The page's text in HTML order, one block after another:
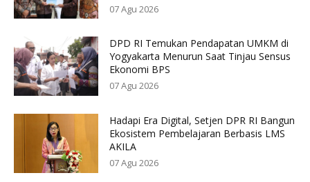
07 Agu 2026
DPD RI Temukan Pendapatan UMKM di
Yogyakarta Menurun Saat Tinjau Sensus
Ekonomi BPS
07 Agu 2026
Hadapi Era Digital, Setjen DPR RI Bangun
Ekosistem Pembelajaran Berbasis LMS
AKILA
07 Agu 2026